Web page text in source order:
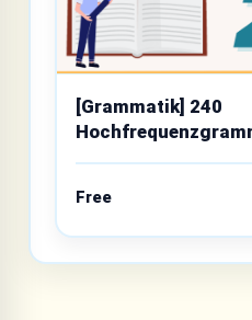
[Grammatik] 240
N4
Free